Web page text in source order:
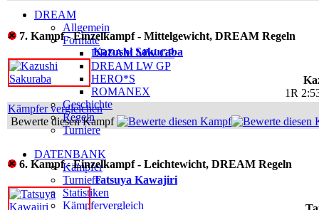
DREAM
Allgemein
Formate
DREAM MW GP
DREAM LW GP
HERO*S
ROMANEX
Geschichte
Regeln
Turniere
DATENBANK
Kämpfer
Turniere
Statistiken
Kämpfervergleich
7. Kampf - Einzelkampf - Mittelgewicht, DREAM Regeln
Kazushi Sakuraba
1R
Kämpfer vergleichen
Bewerte diesen Kampf
6. Kampf - Einzelkampf - Leichtewicht, DREAM Regeln
Tatsuya Kawajiri